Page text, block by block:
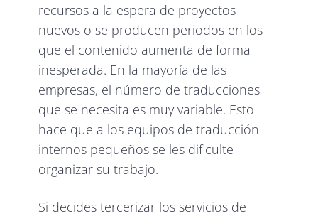
recursos a la espera de proyectos
nuevos o se producen periodos en los
que el contenido aumenta de forma
inesperada. En la mayoría de las
empresas, el número de traducciones
que se necesita es muy variable. Esto
hace que a los equipos de traducción
internos pequeños se les dificulte
organizar su trabajo.
Si decides tercerizar los servicios de